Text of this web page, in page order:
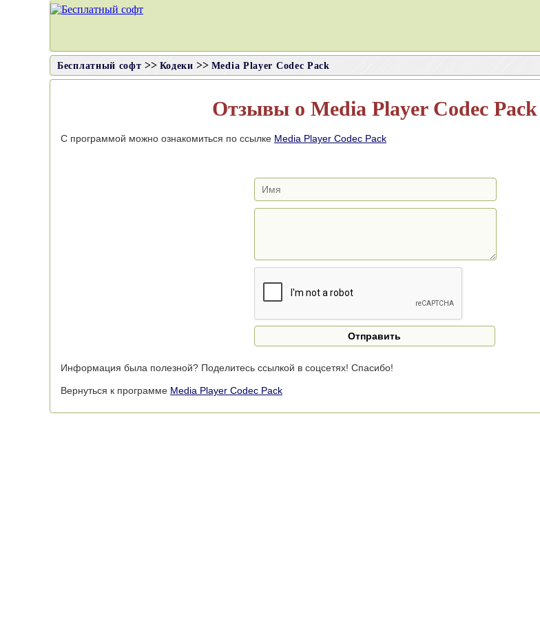
Бесплатный софт >> Кодеки >> Media Player Codec Pack
Отзывы о Media Player Codec Pack
С программой можно ознакомиться по ссылке Media Player Codec Pack
Информация была полезной? Поделитесь ссылкой в соцсетях! Спасибо!
Вернуться к программе Media Player Codec Pack